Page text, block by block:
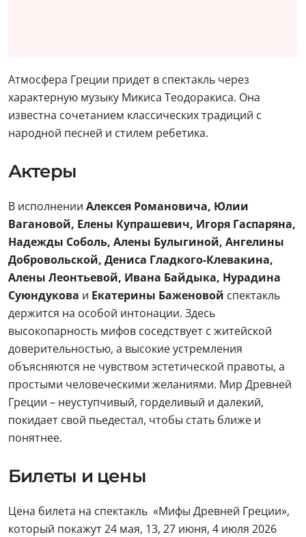
Атмосфера Греции придет в спектакль через
характерную музыку Микиса Теодоракиса. Она
известна сочетанием классических традиций с
народной песней и стилем ребетика.
Актеры
В исполнении Алексея Романовича, Юлии
Вагановой, Елены Купрашевич, Игоря Гаспаряна,
Надежды Соболь, Алены Булыгиной, Ангелины
Добровольской, Дениса Гладкого-Клевакина,
Алены Леонтьевой, Ивана Байдыка, Нурадина
Суюндукова и Екатерины Баженовой спектакль
держится на особой интонации. Здесь
высокопарность мифов соседствует с житейской
доверительностью, а высокие устремления
объясняются не чувством эстетической правоты, а
простыми человеческими желаниями. Мир Древней
Греции – неуступчивый, горделивый и далекий,
покидает свой пьедестал, чтобы стать ближе и
понятнее.
Билеты и цены
Цена билета на спектакль «Мифы Древней Греции»,
который покажут 24 мая, 13, 27 июня, 4 июля 2026